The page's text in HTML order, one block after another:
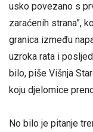
usko povezano s
zaraćenih strana”,
granica između
uzroka rata i
bilo, piše Višnja
koju djelomice
No bilo je pitanje